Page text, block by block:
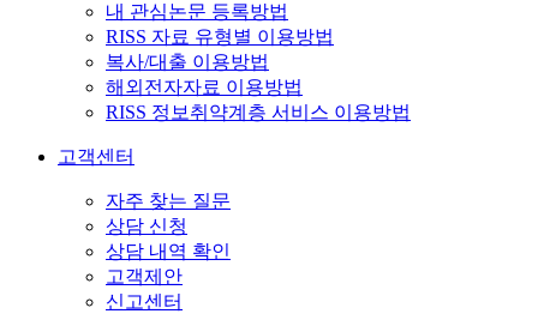
내 관심논문 등록방법
RISS 자료 유형별 이용방법
복사/대출 이용방법
해외전자자료 이용방법
RISS 정보취약계층 서비스 이용방법
고객센터
자주 찾는 질문
상담 신청
상담 내역 확인
고객제안
신고센터